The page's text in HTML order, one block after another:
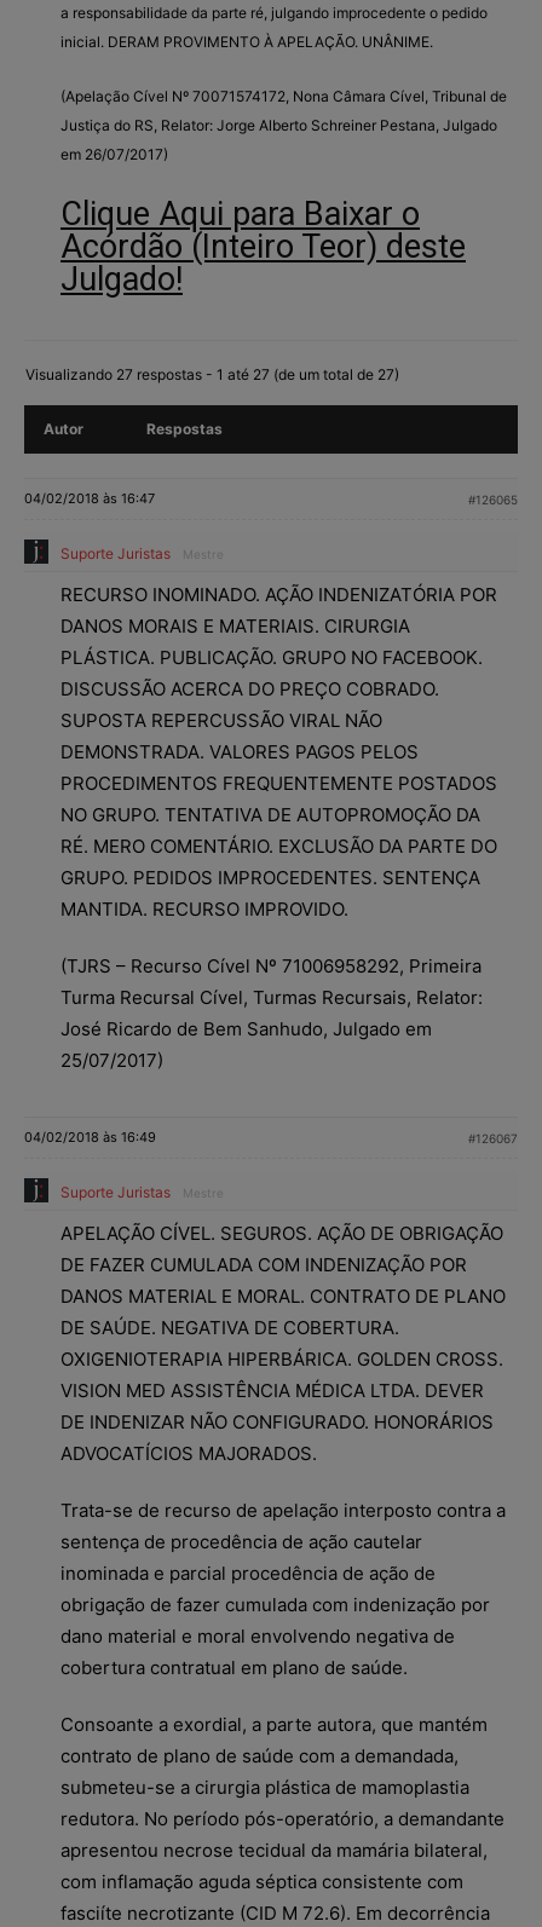
a responsabilidade da parte ré, julgando improcedente o pedido
inicial. DERAM PROVIMENTO À APELAÇÃO. UNÂNIME.
(Apelação Cível Nº 70071574172, Nona Câmara Cível, Tribunal de
Justiça do RS, Relator: Jorge Alberto Schreiner Pestana, Julgado
em 26/07/2017)
Clique Aqui para Baixar o
Acórdão (Inteiro Teor) deste
Julgado!
Visualizando 27 respostas - 1 até 27 (de um total de 27)
Autor Respostas
04/02/2018 às 16:47 #126065
Suporte Juristas Mestre
RECURSO INOMINADO. AÇÃO INDENIZATÓRIA POR
DANOS MORAIS E MATERIAIS. CIRURGIA
PLÁSTICA. PUBLICAÇÃO. GRUPO NO FACEBOOK.
DISCUSSÃO ACERCA DO PREÇO COBRADO.
SUPOSTA REPERCUSSÃO VIRAL NÃO
DEMONSTRADA. VALORES PAGOS PELOS
PROCEDIMENTOS FREQUENTEMENTE POSTADOS
NO GRUPO. TENTATIVA DE AUTOPROMOÇÃO DA
RÉ. MERO COMENTÁRIO. EXCLUSÃO DA PARTE DO
GRUPO. PEDIDOS IMPROCEDENTES. SENTENÇA
MANTIDA. RECURSO IMPROVIDO.
(TJRS – Recurso Cível Nº 71006958292, Primeira
Turma Recursal Cível, Turmas Recursais, Relator:
José Ricardo de Bem Sanhudo, Julgado em
25/07/2017)
04/02/2018 às 16:49 #126067
Suporte Juristas Mestre
APELAÇÃO CÍVEL. SEGUROS. AÇÃO DE OBRIGAÇÃO
DE FAZER CUMULADA COM INDENIZAÇÃO POR
DANOS MATERIAL E MORAL. CONTRATO DE PLANO
DE SAÚDE. NEGATIVA DE COBERTURA.
OXIGENIOTERAPIA HIPERBÁRICA. GOLDEN CROSS.
VISION MED ASSISTÊNCIA MÉDICA LTDA. DEVER
DE INDENIZAR NÃO CONFIGURADO. HONORÁRIOS
ADVOCATÍCIOS MAJORADOS.
Trata-se de recurso de apelação interposto contra a
sentença de procedência de ação cautelar
inominada e parcial procedência de ação de
obrigação de fazer cumulada com indenização por
dano material e moral envolvendo negativa de
cobertura contratual em plano de saúde.
Consoante a exordial, a parte autora, que mantém
contrato de plano de saúde com a demandada,
submeteu-se a cirurgia plástica de mamoplastia
redutora. No período pós-operatório, a demandante
apresentou necrose tecidual da mamária bilateral,
com inflamação aguda séptica consistente com
fasciíte necrotizante (CID M 72.6). Em decorrência